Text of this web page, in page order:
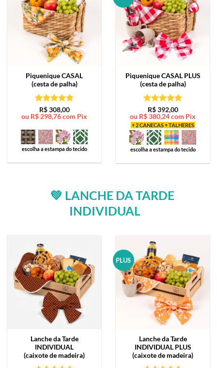
PiqueniqueCASAL
(cesta de palha)
Avaliação5
de 5
R$308,00
ou R$298,76com Pix
escolha a estampa do tecido
PiqueniqueCASAL PLUS
(cesta de palha)
Avaliação5
de 5
R$392,00
ou R$380,24com Pix
+ 2 CANECAS + TALHERES
escolha a estampa do tecido
💚 LANCHE DA TARDE
INDIVIDUAL
Lanche da Tarde
INDIVIDUAL
(caixote de madeira)
PLUS
Lanche da Tarde
INDIVIDUAL PLUS
(caixote de madeira)